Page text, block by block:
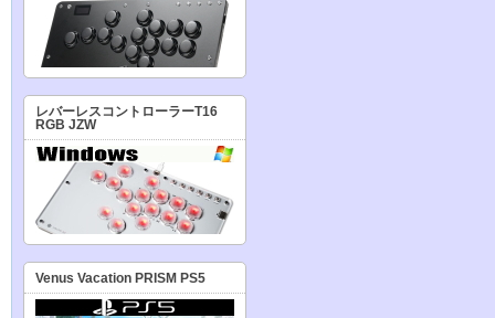
レバーレスコントローラーT16
RGB JZW
Venus Vacation PRISM PS5